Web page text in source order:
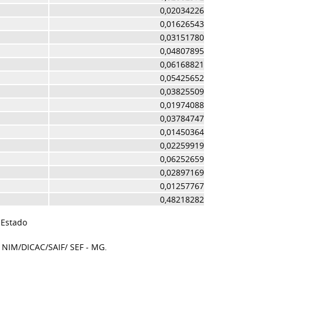
0,02034226
0,01626543
0,03151780
0,04807895
0,06168821
0,05425652
0,03825509
0,01974088
0,03784747
0,01450364
0,02259919
0,06252659
0,02897169
0,01257767
0,48218282
DICAC/SAIF/ SEF - MG.